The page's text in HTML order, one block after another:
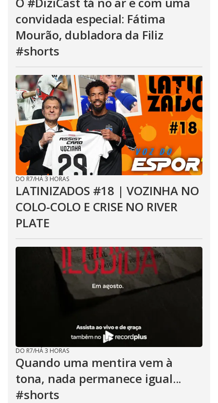
convidada especial: Fátima
Mourão, dubladora da Filiz
#shorts
DO R7/HÁ 3 HORAS
LATINIZADOS #18 | VOZINHA NO
COLO-COLO E CRISE NO RIVER
PLATE
DO R7/HÁ 3 HORAS
Quando uma mentira vem à
tona, nada permanece igual...
#shorts